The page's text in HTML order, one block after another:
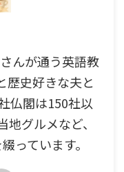
んが通う英語教
歴史好きな夫と
仏閣は150社以
グルメなど、
っています。